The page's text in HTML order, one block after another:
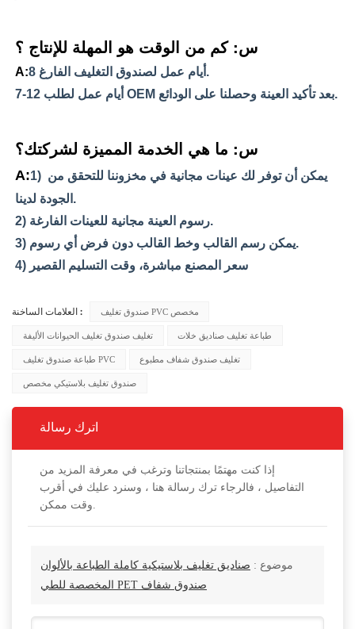
س: كم من الوقت هو المهلة للإنتاج ؟
A:
8 أيام عمل لصندوق التغليف الفارغ.
7-12 أيام عمل لطلب OEM بعد تأكيد العينة وحصلنا على الودائع.
س: ما هي الخدمة المميزة لشركتك؟
A:1) يمكن أن توفر لك عينات مجانية في مخزوننا للتحقق من
الجودة لدينا.
2) رسوم العينة مجانية للعينات الفارغة.
3) يمكن رسم القالب وخط القالب دون فرض أي رسوم.
4) سعر المصنع مباشرة، وقت التسليم القصير
العلامات الساخنة : صندوق تغليف PVC مخصص
تغليف صندوق تغليف الحيوانات الأليفة طباعة تغليف صناديق خلات
طباعة صندوق تغليف PVC تغليف صندوق شفاف مطبوع
صندوق تغليف بلاستيكي مخصص
اترك رسالة
إذا كنت مهتمًا بمنتجاتنا وترغب في معرفة المزيد من
التفاصيل ، فالرجاء ترك رسالة هنا ، وسنرد عليك في أقرب
موضوع : صناديق تغليف بلاستيكية كاملة الطباعة بالألوان
المخصصة للطي PET صندوق شفاف